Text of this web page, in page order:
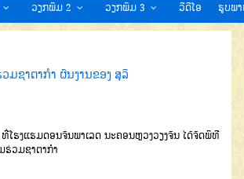
ວຽກພິມ 2 ວຽກພິມ 3 ວີດີໂອ ຮູບພາ
ມຊາຕາກຳ ຜົນງານຂອງ ສຸລິ
ໂຮງແຮມດອນຈັນພາເລດ ນະຄອນຫຼວງວຽງຈັນ ໄດ້ຈັດພິທີ
ຮ່ວມຊາຕາກຳ